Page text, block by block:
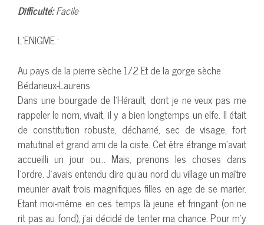
Difficulté:Facile
L’ENIGME :
Au pays de la pierre sèche 1/2 Et de la gorge sèche
Bédarieux-Laurens
Dans une bourgade de l’Hérault, dont je ne veux pas me
rappeler le nom, vivait, il y a bien longtemps un elfe. Il était
de constitution robuste, décharné, sec de visage, fort
matutinal et grand ami de la ciste. Cet être étrange m’avait
accueilli un jour ou… Mais, prenons les choses dans
l’ordre. J’avais entendu dire qu‘au nord du village un maître
meunier avait trois magnifiques filles en age de se marier.
Etant moi-même en ces temps là jeune et fringant (on ne
rit pas au fond), j’ai décidé de tenter ma chance. Pour m’y